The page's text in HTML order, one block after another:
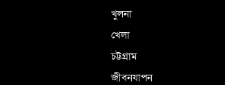
খুলনা
খেলা
চট্টগ্রাম
জীবনযাপন